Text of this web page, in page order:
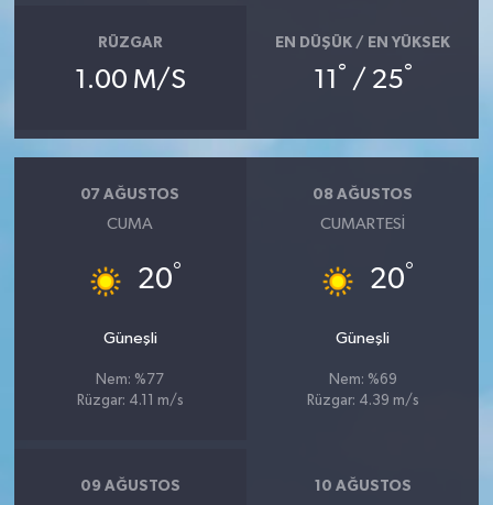
RÜZGAR
1.00 M/S
EN DÜŞÜK / EN YÜKSEK
11 ° / 25°
07 AĞUSTOS
CUMA
20°
Güneşli
Nem: %77
Rüzgar: 4.11 m/s
08 AĞUSTOS
CUMARTESI
20°
Güneşli
Nem: %69
Rüzgar: 4.39 m/s
09 AĞUSTOS 10 AĞUSTOS
YAŞAM
AFYON
AFYONKARAHİSAR
AYDIN
DENİZLİ
İZMİR